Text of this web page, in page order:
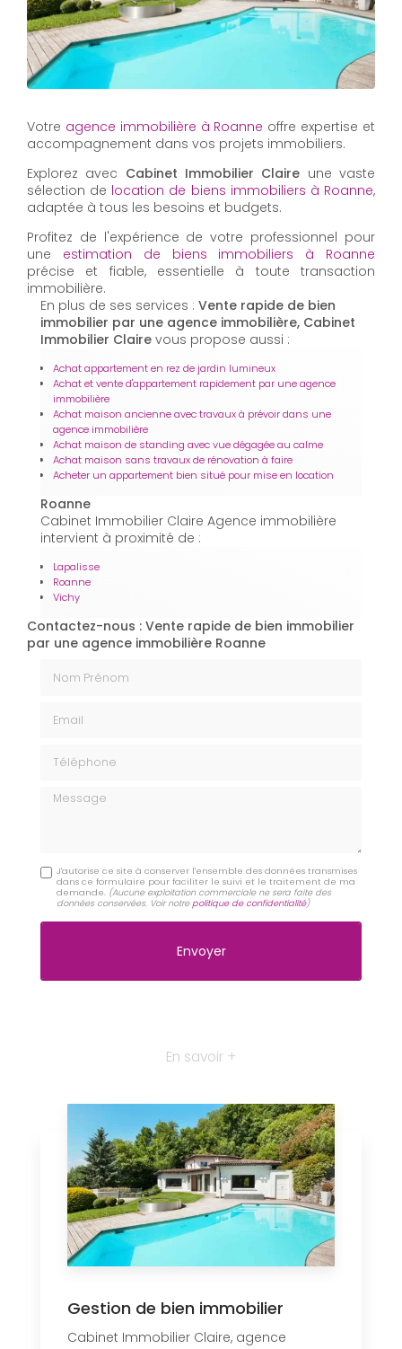
Votre agence immobilière à Roanne offre expertise et
accompagnement dans vos projets immobiliers.
Explorez avec Cabinet Immobilier Claire une vaste
sélection de location de biens immobiliers à Roanne,
adaptée à tous les besoins et budgets.
Profitez de l'expérience de votre professionnel pour
une estimation de biens immobiliers à Roanne
précise et fiable, essentielle à toute transaction
immobilière.
En plus de ses services : Vente rapide de bien
immobilier par une agence immobilière, Cabinet
Immobilier Claire vous propose aussi :
Achat appartement en rez de jardin lumineux
Achat et vente d'appartement rapidement par une agence
immobilière
Achat maison ancienne avec travaux à prévoir dans une
agence immobilière
Achat maison de standing avec vue dégagée au calme
Achat maison sans travaux de rénovation à faire
Acheter un appartement bien situé pour mise en location
Roanne
Cabinet Immobilier Claire Agence immobilière
intervient à proximité de :
Lapalisse
Roanne
Vichy
Contactez-nous : Vente rapide de bien immobilier
par une agence immobilière Roanne
Message
J'autorise ce site à conserver l'ensemble des données transmises
dans ce formulaire pour faciliter le suivi et le traitement de ma
demande. (Aucune exploitation commerciale ne sera faite des
données conservées. Voir notrepolitique de confidentialité)
En savoir +
Gestion de bien immobilier
Cabinet Immobilier Claire, agence